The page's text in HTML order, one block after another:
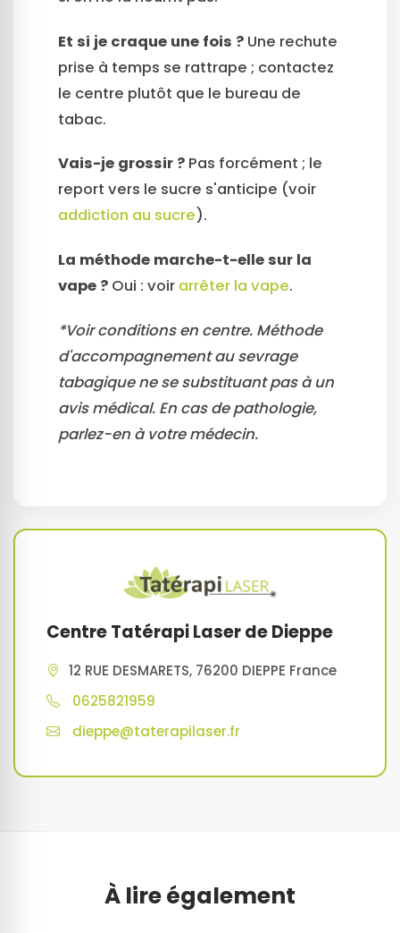
Et si je craque une fois ? Une rechute
prise à temps se rattrape ; contactez
le centre plutôt que le bureau de
tabac.
Vais-je grossir ? Pas forcément ; le
report vers le sucre s'anticipe (voir
addiction au sucre).
La méthode marche-t-elle sur la
vape ? Oui : voir arrêter la vape.
*Voir conditions en centre. Méthode
d'accompagnement au sevrage
tabagique ne se substituant pas à un
avis médical. En cas de pathologie,
parlez-en à votre médecin.
Centre Tatérapi Laser de Dieppe
12 RUE DESMARETS, 76200 DIEPPE France
0625821959
dieppe@taterapilaser.fr
À lire également